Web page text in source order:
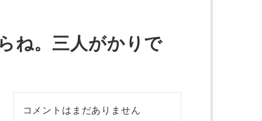
ね。三人がかりで
コメントはまだありません